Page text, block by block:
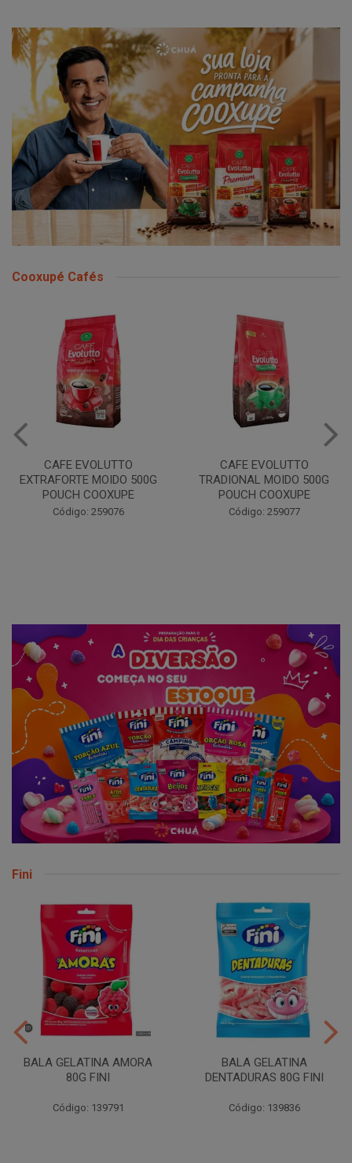
Cooxupé Cafés
CAFE EVOLUTTO
EXTRAFORTE MOIDO 500G
POUCH COOXUPE
Código: 259076
CAFE EVOLUTTO
TRADIONAL MOIDO 500G
POUCH COOXUPE
Código: 259077
Fini
BALA GELATINA AMORA
80G FINI
Código: 139791
BALA GELATINA
DENTADURAS 80G FINI
Código: 139836